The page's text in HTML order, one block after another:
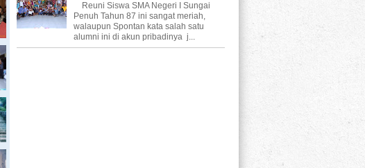
Reuni Siswa SMA Negeri I Sungai
Penuh Tahun 87 ini sangat meriah,
walaupun Spontan kata salah satu
alumni ini di akun pribadinya j...